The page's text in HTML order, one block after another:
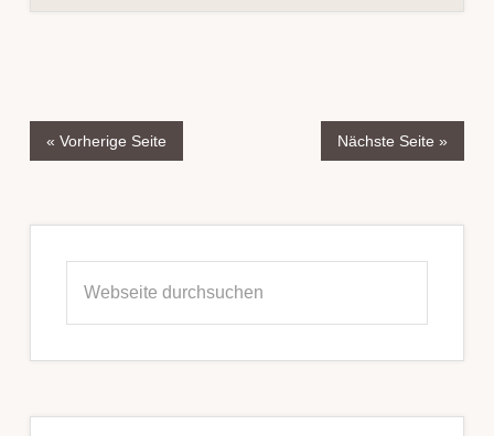
« Vorherige Seite Nächste Seite »